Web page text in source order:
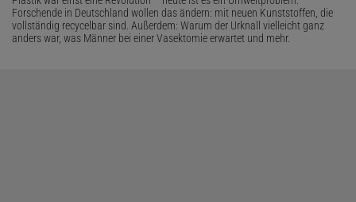
Forschende in Deutschland wollen das ändern: mit neuen Kunststoffen, die
vollständig recycelbar sind. Außerdem: Warum der Urknall vielleicht ganz
anders war, was Männer bei einer Vasektomie erwartet und mehr.